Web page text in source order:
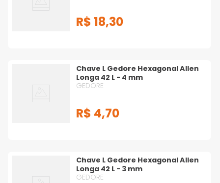
R$ 18,30
Chave L Gedore Hexagonal Allen
Longa 42 L - 4 mm
GEDORE
R$ 4,70
Chave L Gedore Hexagonal Allen
Longa 42 L - 3 mm
GEDORE